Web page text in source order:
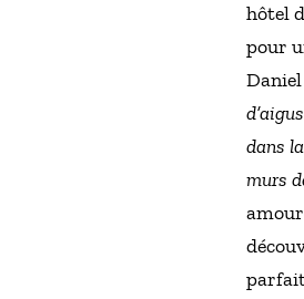
hôtel
pour
dans
murs